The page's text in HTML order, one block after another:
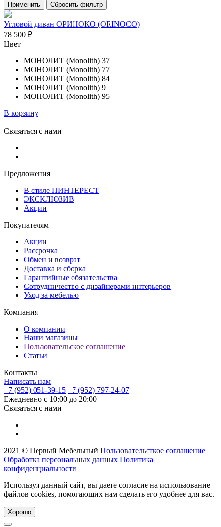
Применить Сбросить фильтр
Угловой диван ОРИНОКО (ORINOCO)
78 500 ₽
Цвет
МОНОЛИТ (Monolith) 37
МОНОЛИТ (Monolith) 77
МОНОЛИТ (Monolith) 84
МОНОЛИТ (Monolith) 9
МОНОЛИТ (Monolith) 95
В корзину
Связаться с нами
Предложения
В стиле ПИНТЕРЕСТ
ЭКСКЛЮЗИВ
Акции
Покупателям
Акции
Рассрочка
Обмен и возврат
Доставка и сборка
Гарантийные обязательства
Сотрудничество с дизайнерами интерьеров
Уход за мебелью
Компания
О компании
Наши магазины
Пользовательское соглашение
Статьи
Контакты
Написать нам
+7 (952) 051-39-15 +7 (952) 797-24-07
Ежедневно с 10:00 до 20:00
Связаться с нами
2021 © Первый Мебельный Пользовательсткое соглашение
Обработка персональных данных Политика
конфиденциальности
Используя данный сайт, вы даете согласие на использование
файлов cookies, помогающих нам сделать его удобнее для вас.
Хорошо